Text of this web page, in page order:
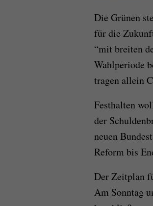
Die Grünen
für die
“mit breiten
Wahlperiode
tragen allein
Festhalten
der
neuen
Reform bis
Der Zeitplan
Am Sonntag